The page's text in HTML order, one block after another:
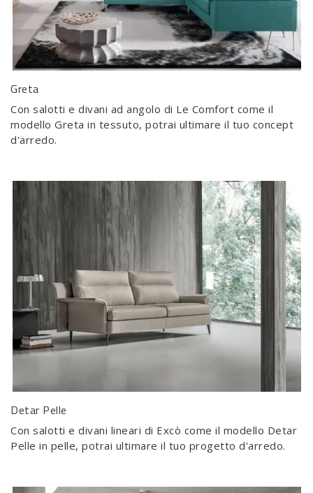
Greta
Con salotti e divani ad angolo di Le Comfort come il
modello Greta in tessuto, potrai ultimare il tuo concept
d'arredo.
Detar Pelle
Con salotti e divani lineari di Excò come il modello Detar
Pelle in pelle, potrai ultimare il tuo progetto d'arredo.